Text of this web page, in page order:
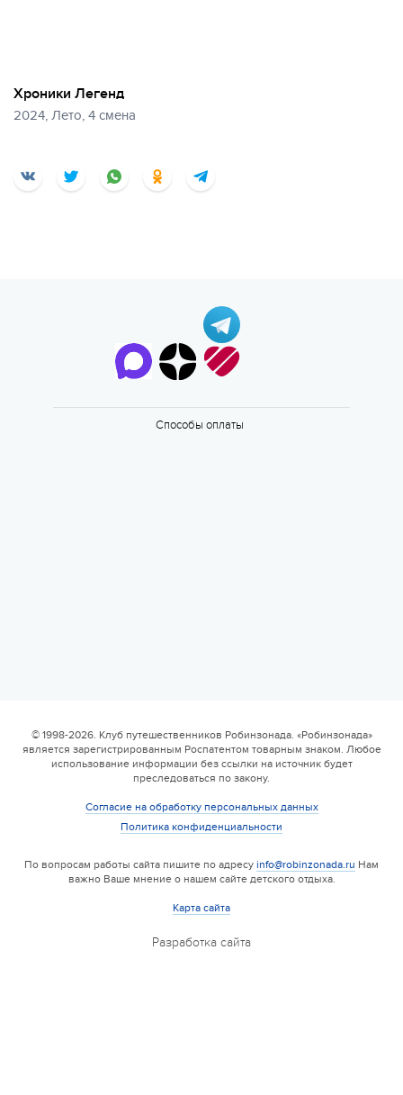
Хроники Легенд
2024, Лето, 4 смена
Способы оплаты
© 1998-2026. Клуб путешественников Робинзонада. «Робинзонада»
является зарегистрированным Роспатентом товарным знаком. Любое
использование информации без ссылки на источник будет
преследоваться по закону.
Согласие на обработку персональных данных
Политика конфиденциальности
По вопросам работы сайта пишите по адресу info@robinzonada.ru Нам
важно Ваше мнение о нашем сайте детского отдыха.
Карта сайта
Разработка сайта